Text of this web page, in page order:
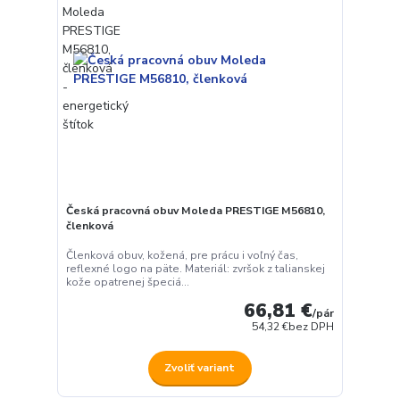
Česká pracovná obuv Moleda PRESTIGE M56810,
členková
Členková obuv, kožená, pre prácu i voľný čas,
reflexné logo na päte. Materiál: zvršok z talianskej
kože opatrenej špeciá...
66,81 €/pár
54,32 €bez DPH
Zvoliť variant